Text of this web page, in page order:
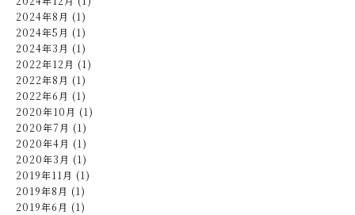
2024年8月 (1)
2024年5月 (1)
2024年3月 (1)
2022年12月 (1)
2022年8月 (1)
2022年6月 (1)
2020年10月 (1)
2020年7月 (1)
2020年4月 (1)
2020年3月 (1)
2019年11月 (1)
2019年8月 (1)
2019年6月 (1)